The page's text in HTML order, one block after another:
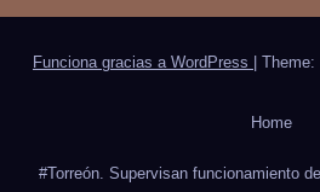
Funciona gracias a WordPress Theme:
Home
#Torreón. Supervisan funcionamiento